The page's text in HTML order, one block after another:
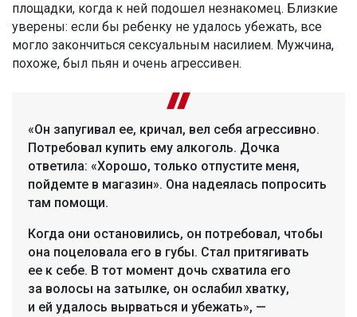
площадки, когда к ней подошел незнакомец. Близкие
уверены: если бы ребенку не удалось убежать, все
могло закончиться сексуальным насилием. Мужчина,
похоже, был пьян и очень агрессивен.
«Он запугивал ее, кричал, вел себя агрессивно.
Потребовал купить ему алкоголь. Дочка
ответила: «Хорошо, только отпустите меня,
пойдемте в магазин». Она надеялась попросить
там помощи.
Когда они остановились, он потребовал, чтобы
она поцеловала его в губы. Стал притягивать
ее к себе. В тот момент дочь схватила его
за волосы на затылке, он ослабил хватку,
и ей удалось вырваться и убежать», —